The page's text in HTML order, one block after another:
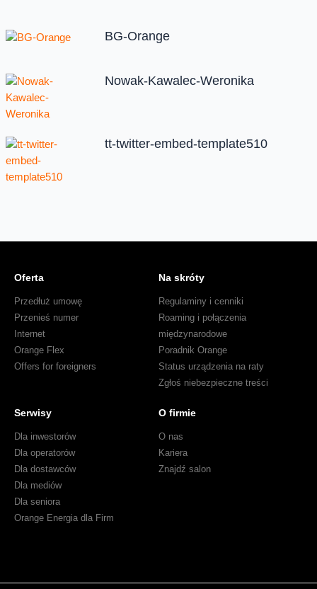
BG-Orange
Nowak-Kawalec-Weronika
tt-twitter-embed-template510
Oferta
Przedłuż umowę
Przenieś numer
Internet
Orange Flex
Offers for foreigners
Na skróty
Regulaminy i cenniki
Roaming i połączenia
międzynarodowe
Poradnik Orange
Status urządzenia na raty
Zgłoś niebezpieczne treści
Serwisy
Dla inwestorów
Dla operatorów
Dla dostawców
Dla mediów
Dla seniora
Orange Energia dla Firm
O firmie
O nas
Kariera
Znajdź salon